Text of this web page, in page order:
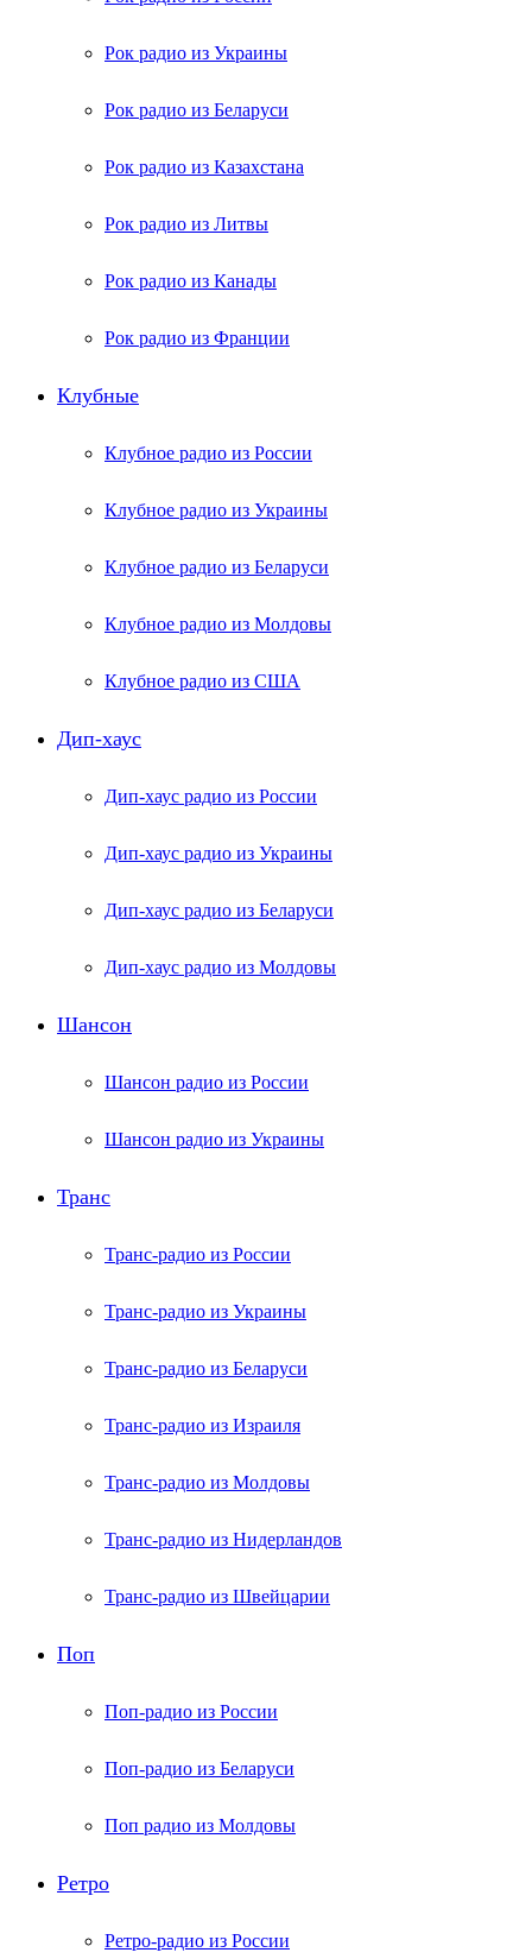
Рок радио из Украины
Рок радио из Беларуси
Рок радио из Казахстана
Рок радио из Литвы
Рок радио из Канады
Рок радио из Франции
Клубные
Клубное радио из России
Клубное радио из Украины
Клубное радио из Беларуси
Клубное радио из Молдовы
Клубное радио из США
Дип-хаус
Дип-хаус радио из России
Дип-хаус радио из Украины
Дип-хаус радио из Беларуси
Дип-хаус радио из Молдовы
Шансон
Шансон радио из России
Шансон радио из Украины
Транс
Транс-радио из России
Транс-радио из Украины
Транс-радио из Беларуси
Транс-радио из Израиля
Транс-радио из Молдовы
Транс-радио из Нидерландов
Транс-радио из Швейцарии
Поп
Поп-радио из России
Поп-радио из Беларуси
Поп радио из Молдовы
Ретро
Ретро-радио из России